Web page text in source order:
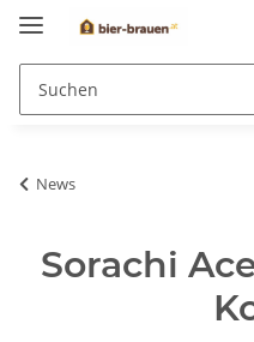
News
Sorachi